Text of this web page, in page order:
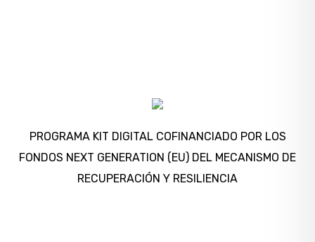
PROGRAMA KIT DIGITAL COFINANCIADO POR LOS
FONDOS NEXT GENERATION (EU) DEL MECANISMO DE
RECUPERACIÓN Y RESILIENCIA